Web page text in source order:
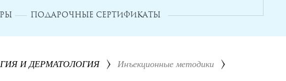
ПОДАРОЧНЫЕ СЕРТИФИКАТЫ
И ДЕРМАТОЛОГИЯ
Инъекционные методики